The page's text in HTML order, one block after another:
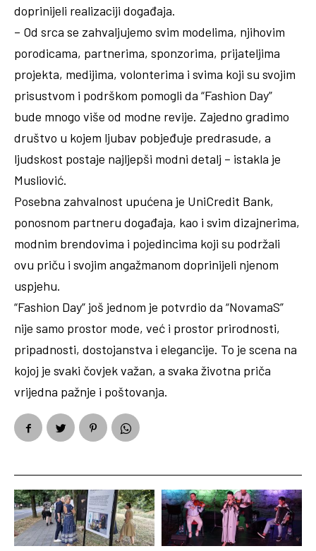
doprinijeli realizaciji događaja.
– Od srca se zahvaljujemo svim modelima, njihovim
porodicama, partnerima, sponzorima, prijateljima
projekta, medijima, volonterima i svima koji su svojim
prisustvom i podrškom pomogli da “Fashion Day”
bude mnogo više od modne revije. Zajedno gradimo
društvo u kojem ljubav pobjeđuje predrasude, a
ljudskost postaje najljepši modni detalj – istakla je
Musliović.
Posebna zahvalnost upućena je UniCredit Bank,
ponosnom partneru događaja, kao i svim dizajnerima,
modnim brendovima i pojedincima koji su podržali
ovu priču i svojim angažmanom doprinijeli njenom
uspjehu.
“Fashion Day” još jednom je potvrdio da “NovamaS”
nije samo prostor mode, već i prostor prirodnosti,
pripadnosti, dostojanstva i elegancije. To je scena na
kojoj je svaki čovjek važan, a svaka životna priča
vrijedna pažnje i poštovanja.